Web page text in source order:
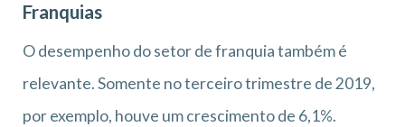
Franquias
O desempenho do setor de franquia também é
relevante. Somente no terceiro trimestre de 2019,
por exemplo, houve um crescimento de 6,1%.